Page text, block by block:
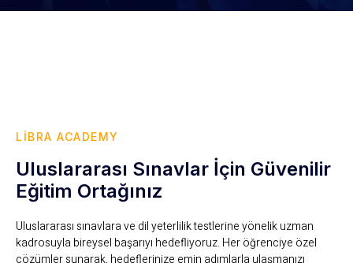
LIBRA ACADEMY
Uluslararası Sınavlar İçin Güvenilir
Eğitim Ortağınız
Uluslararası sınavlara ve dil yeterlilik testlerine yönelik uzman
kadrosuyla bireysel başarıyı hedefliyoruz. Her öğrenciye özel
çözümler sunarak, hedeflerinize emin adımlarla ulaşmanızı